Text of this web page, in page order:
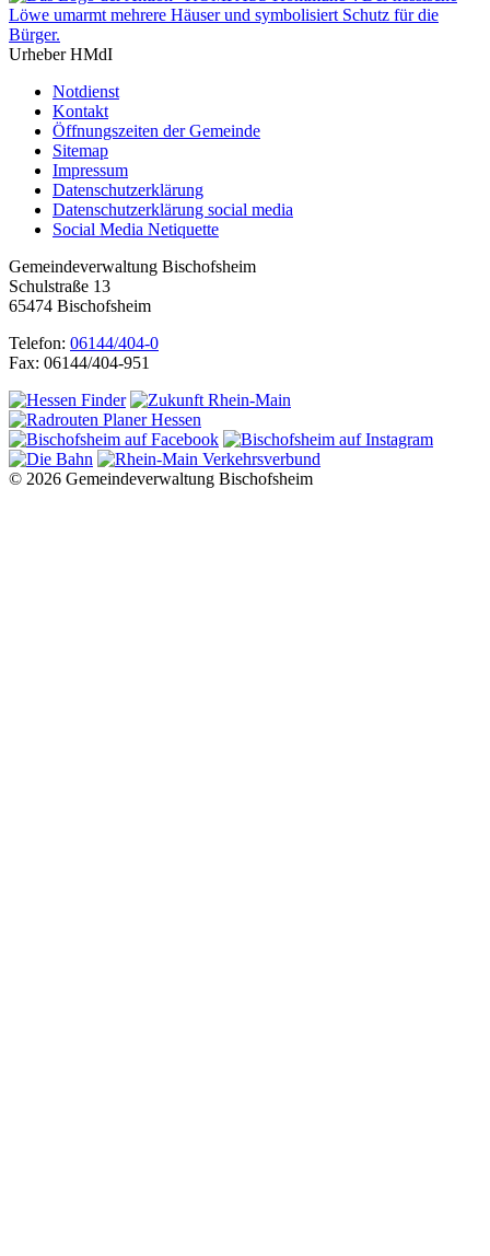
Urheber HMdI
Notdienst
Kontakt
Öffnungszeiten der Gemeinde
Sitemap
Impressum
Datenschutzerklärung
Datenschutzerklärung social media
Social Media Netiquette
Gemeindeverwaltung Bischofsheim
Schulstraße 13
65474 Bischofsheim
Telefon: 06144/404-0
Fax: 06144/404-951
© 2026 Gemeindeverwaltung Bischofsheim